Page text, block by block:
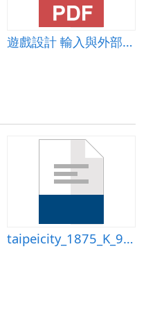
遊戲設計 輸入與外部感應器
taipeicity_1875_K_9_10教學活動設計